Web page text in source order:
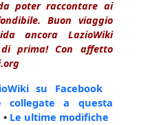
poter raccontare ai
Buon viaggio
ancora LazioWiki
prima! Con affetto
su Facebook
collegate a questa
• Le ultime modifiche